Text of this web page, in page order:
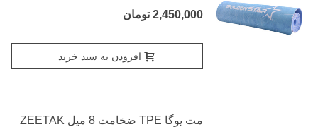
2,450,000 تومان
افزودن به سبد خرید
مت یوگا TPE ضخامت 8 میل ZEETAK